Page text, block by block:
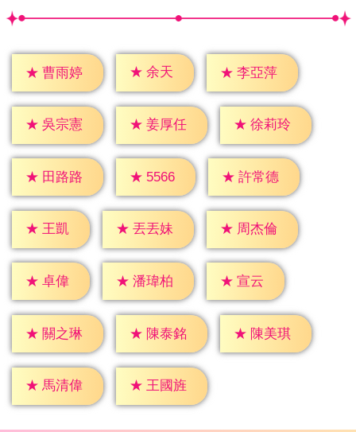
★ 曹雨婷 ★ 余天 ★ 李亞萍
★ 吳宗憲 ★ 姜厚任 ★ 徐莉玲
★ 田路路 ★ 5566 ★ 許常德
★ 王凱 ★ 丟丟妹 ★ 周杰倫
★ 卓偉 ★ 潘瑋柏 ★ 宣云
★ 關之琳 ★ 陳泰銘 ★ 陳美琪
★ 馬清偉 ★ 王國旌